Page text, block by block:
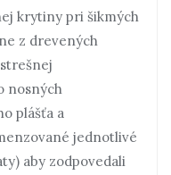
krytiny pri šikmých
z drevených
nosných
plášťa a
jednotlivé
aby zodpovedali